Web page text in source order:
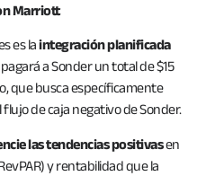
Marriott
es laintegración planificada
a Sonder un total de $15
que busca específicamente
de caja negativo de Sonder.
las tendencias positivasen
y rentabilidad que la